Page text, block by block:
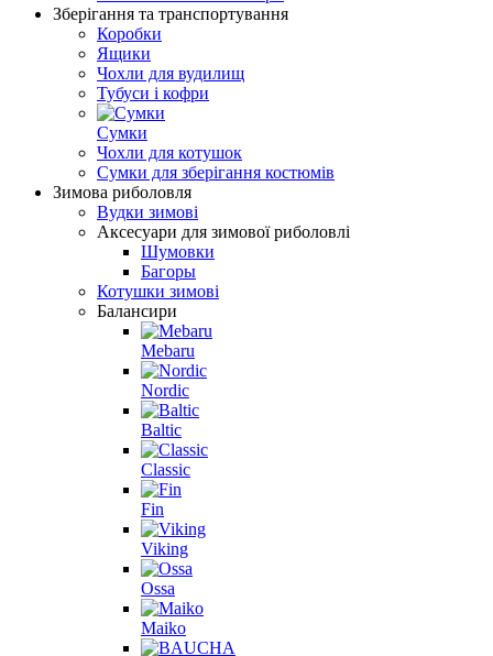
Зберігання та транспортування
Коробки
Ящики
Чохли для вудилищ
Тубуси і кофри
Сумки
Чохли для котушок
Сумки для зберігання костюмів
Зимова риболовля
Вудки зимові
Аксесуари для зимової риболовлі
Шумовки
Багоры
Котушки зимові
Балансири
Mebaru
Nordic
Baltic
Classic
Fin
Viking
Ossa
Maiko